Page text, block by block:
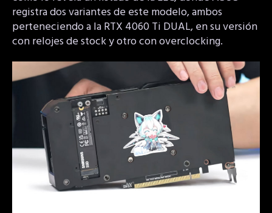
registra dos variantes de este modelo, ambos
perteneciendo a la RTX 4060 Ti DUAL, en su versión
con relojes de stock y otro con overclocking.